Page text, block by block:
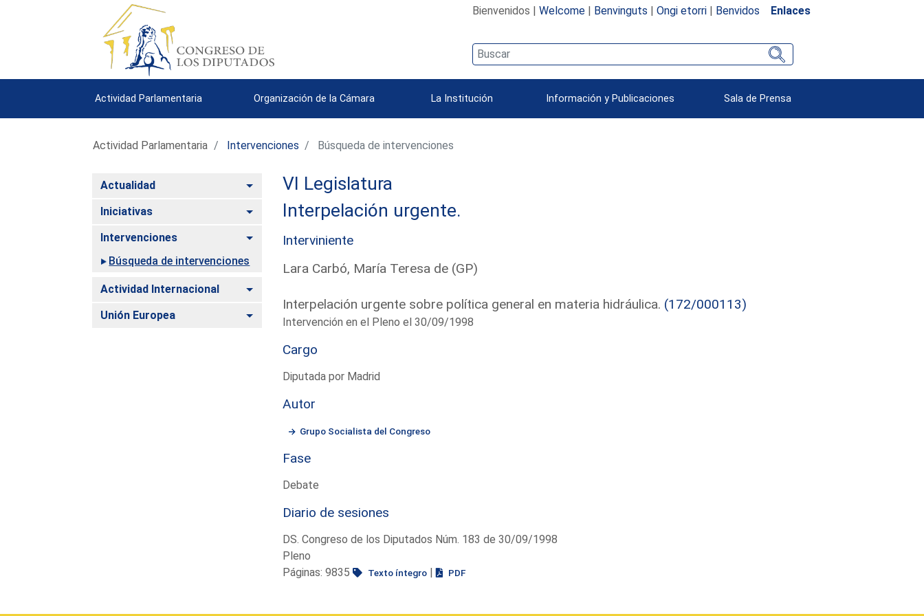
Bienvenidos | Welcome| Benvinguts | Ongi etorri| Benvidos Enlaces
Actividad Parlamentaria Organización de la Cámara La Institución Información y Publicaciones Sala de Prensa
Actividad Parlamentaria Intervenciones Búsqueda de intervenciones
Actualidad Alternar
Iniciativas Alternar
Intervenciones
Alternar
Búsqueda de intervenciones
Actividad Internacional Alternar
Unión Europea Alternar
VI Legislatura
Interpelación urgente.
Interviniente
Lara Carbó, María Teresa de (GP)
Interpelación urgente sobre política general en materia hidráulica. (172/000113)
Intervención en el Pleno el 30/09/1998
Cargo
Diputada por Madrid
Autor
Grupo Socialista del Congreso
Fase
Debate
Diario de sesiones
DS. Congreso de los Diputados Núm. 183 de 30/09/1998
Pleno
Páginas: 9835
Texto íntegro| PDF